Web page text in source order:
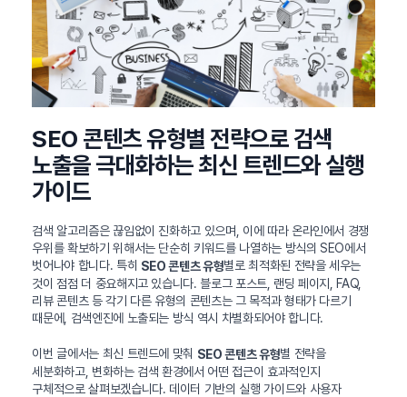
CONTACT
정부지원사업
SEO 콘텐츠 유형별 전략으로 검색
노출을 극대화하는 최신 트렌드와 실행
가이드
검색 알고리즘은 끊임없이 진화하고 있으며, 이에 따라 온라인에서 경쟁
우위를 확보하기 위해서는 단순히 키워드를 나열하는 방식의 SEO에서
벗어나야 합니다. 특히 SEO 콘텐츠 유형별로 최적화된 전략을 세우는
것이 점점 더 중요해지고 있습니다. 블로그 포스트, 랜딩 페이지, FAQ,
리뷰 콘텐츠 등 각기 다른 유형의 콘텐츠는 그 목적과 형태가 다르기
때문에, 검색엔진에 노출되는 방식 역시 차별화되어야 합니다.
이번 글에서는 최신 트렌드에 맞춰 SEO 콘텐츠 유형별 전략을
세분화하고, 변화하는 검색 환경에서 어떤 접근이 효과적인지
구체적으로 살펴보겠습니다. 데이터 기반의 실행 가이드와 사용자